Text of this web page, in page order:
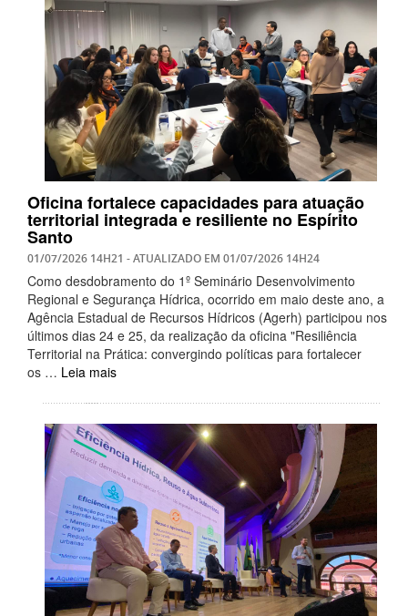
Oficina fortalece capacidades para atuação
territorial integrada e resiliente no Espírito
Santo
01/07/2026 14H21 - ATUALIZADO EM 01/07/2026 14H24
Como desdobramento do 1º Seminário Desenvolvimento
Regional e Segurança Hídrica, ocorrido em maio deste ano, a
Agência Estadual de Recursos Hídricos (Agerh) participou nos
últimos dias 24 e 25, da realização da oficina "Resiliência
Territorial na Prática: convergindo políticas para fortalecer
os … Leia mais